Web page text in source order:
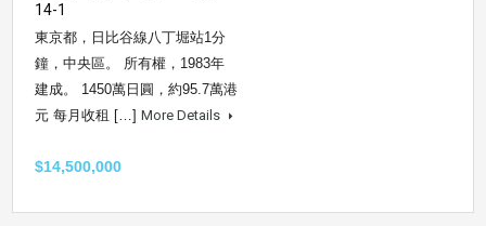
14-1
東京都，日比谷線八丁堀站1分
鐘，中央區。 所有權，1983年
建成。 1450萬日圓，約95.7萬港
元 每月收租 […]More Details
$14,500,000